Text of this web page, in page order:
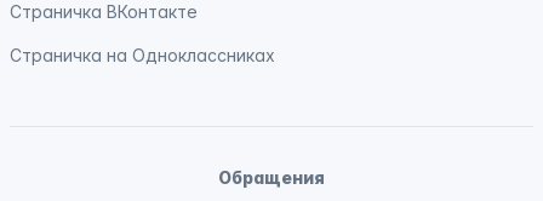
Страничка ВКонтакте
Страничка на Одноклассниках
Обращения